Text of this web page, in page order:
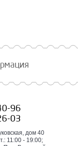
96
03
дом 40
11:00 - 19:00;